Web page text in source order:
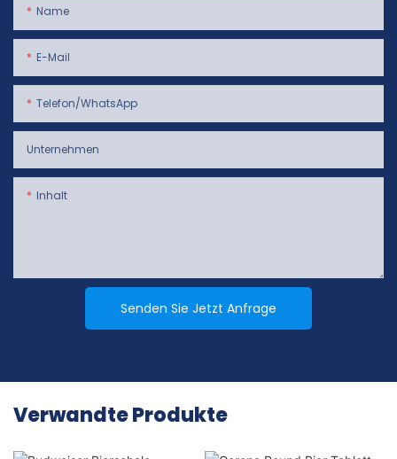
Name
E-Mail
Telefon/WhatsApp
Unternehmen
Inhalt
Senden Sie Jetzt Anfrage
Verwandte Produkte